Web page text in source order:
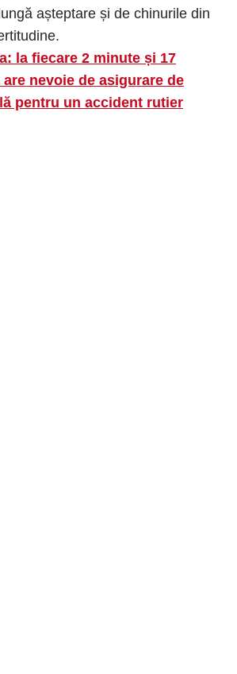
așteptare și de chinurile din
la fiecare 2 minute și 17
nevoie de asigurare de
pentru un accident rutier